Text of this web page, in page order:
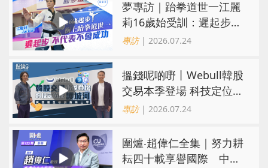
夢專訪｜跆拳道世一江麗
莉16歲始受訓：遲起步不
代表不會成功
專訪| 2026.07.24
搵錢呢啲嘢丨Webull韓股
交易本季登場 科技定位成
護城河 冀登港互聯網券商
專訪| 2026.07.24
圍爐‧趙偉仁全集｜努力耕
耘四十載享譽國際 中大